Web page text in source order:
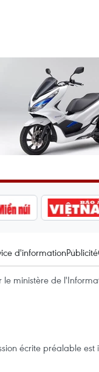
d'informationPublicité
le ministère de
écrite préalable est